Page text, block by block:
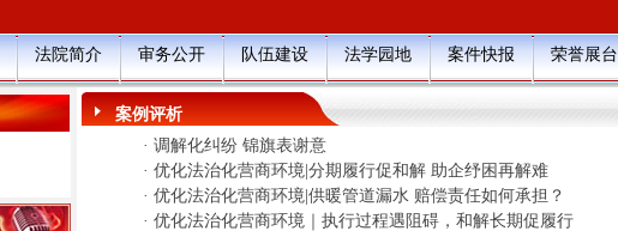
法院简介 审务公开 队伍建设 法学园地 案件快报 荣誉展台
案例评析
· 调解化纠纷 锦旗表谢意
· 优化法治化营商环境|分期履行促和解 助企纾困再解难
· 优化法治化营商环境|供暖管道漏水 赔偿责任如何承担？
· 优化法治化营商环境｜执行过程遇阻碍，和解长期促履行